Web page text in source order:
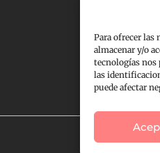
Para ofrecer las
almacenar y/o
tecnologías nos
las
puede afectar